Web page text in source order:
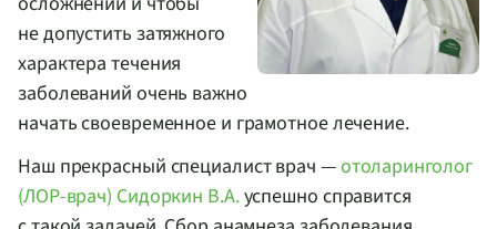
не допустить затяжного
характера течения
заболеваний очень важно
начать своевременное и грамотное лечение.
Наш прекрасный специалист врач —отоларинголог
(ЛОР-врач) Сидоркин В.А.успешно справится